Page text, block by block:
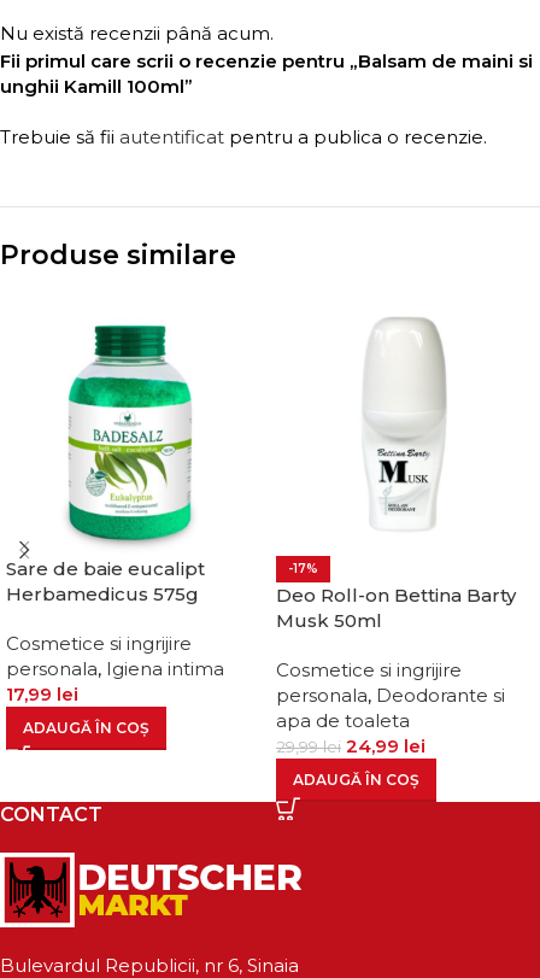
Nu există recenzii până acum.
Fii primul care scrii o recenzie pentru „Balsam de maini si
unghii Kamill 100ml”
Trebuie să fii autentificat pentru a publica o recenzie.
Produse similare
Sare de baie eucalipt
Herbamedicus 575g
Cosmetice si ingrijire
personala, Igiena intima
17,99 lei
ADAUGĂ ÎN COȘ
-17%
Deo Roll-on Bettina Barty
Musk 50ml
Cosmetice si ingrijire
personala, Deodorante si
apa de toaleta
29,99lei 24,99 lei
ADAUGĂ ÎN COȘ
CONTACT
Bulevardul Republicii, nr 6, Sinaia